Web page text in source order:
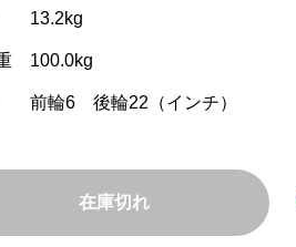
13.2kg
100.0kg
前輪6 後輪22（インチ）
在庫切れ